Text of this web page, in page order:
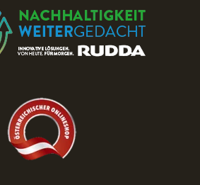
Besuchen Sie die RUDDA Schauräume
und entdecken Sie Parkett & Türen zu
reduzierten Preisen!